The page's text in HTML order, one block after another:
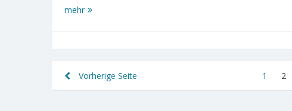
mehrRegion
Seitennummerierung
der
Vorherige Seite Page
1 2